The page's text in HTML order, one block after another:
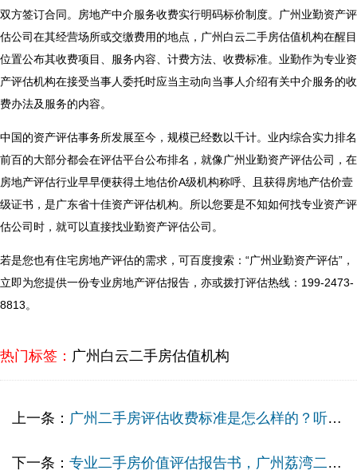
双方签订合同。房地产中介服务收费实行明码标价制度。广州业勤资产评
估公司在其经营场所或交缴费用的地点， 广州白云二手房估值机构在醒目
位置公布其收费项目、服务内容、计费方法、收费标准。业勤作为专业资
产评估机构在接受当事人委托时应当主动向当事人介绍有关中介服务的收
费办法及服务的内容。
中国的资产评估事务所发展至今，规模已经数以千计。业内综合实力排名
前百的大部分都会在评估平台公布排名，就像广州业勤资产评估公司，在
房地产评估行业早早便获得土地估价A级机构称呼、且获得房地产估价壹
级证书，是广东省十佳资产评估机构。所以您要是不知如何找专业资产评
估公司时，就可以直接找业勤资产评估公司。
若是您也有住宅房地产评估的需求，可百度搜索：“广州业勤资产评估”，
立即为您提供一份专业房地产评估报告，亦或拨打评估热线：199-2473-
8813。
热门标签： 广州白云二手房估值机构
上一条： 广州二手房评估收费标准是怎么样的？听从化专业二手房评估事务所怎么说
下一条： 专业二手房价值评估报告书，广州荔湾二手房抵押评估有限公司